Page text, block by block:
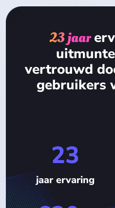
23 jaar
vertrouwd
gebruikers
23
jaar ervaring